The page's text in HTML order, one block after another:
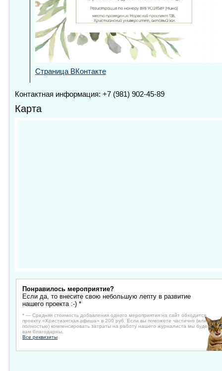
Страница ВКонтакте
Контактная информация: +7 (981) 902-45-89
Карта
Понравилось мероприятие?
Если да, то внесите свою небольшую лепту в развитие
нашего проекта :-) *
* — Средняя стоимость добавления одного мероприятия на сайт обходится
проекту «Христианская афиша» в 200 руб. Если вы поможете частично (или
полностью) компенсировать затраты на работу нашего журналиста мы будем
вам благодарны.
Все реквизиты